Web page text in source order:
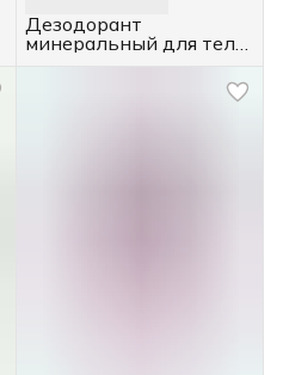
Дезодорант
минеральный для тела
с экстрактом хлопка, 4